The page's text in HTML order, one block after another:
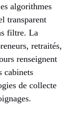
algorithmes
transparent
filtre. La
retraités,
renseignent
cabinets
de collecte